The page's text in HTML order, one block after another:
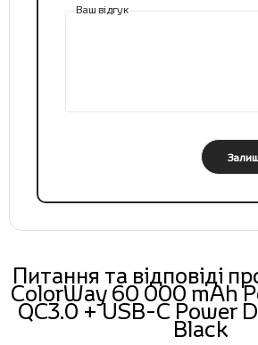
Ваш відгук
Питання та відповіді
ColorWay 60 000 mAh
QC3.0 + USB-C Power
Black